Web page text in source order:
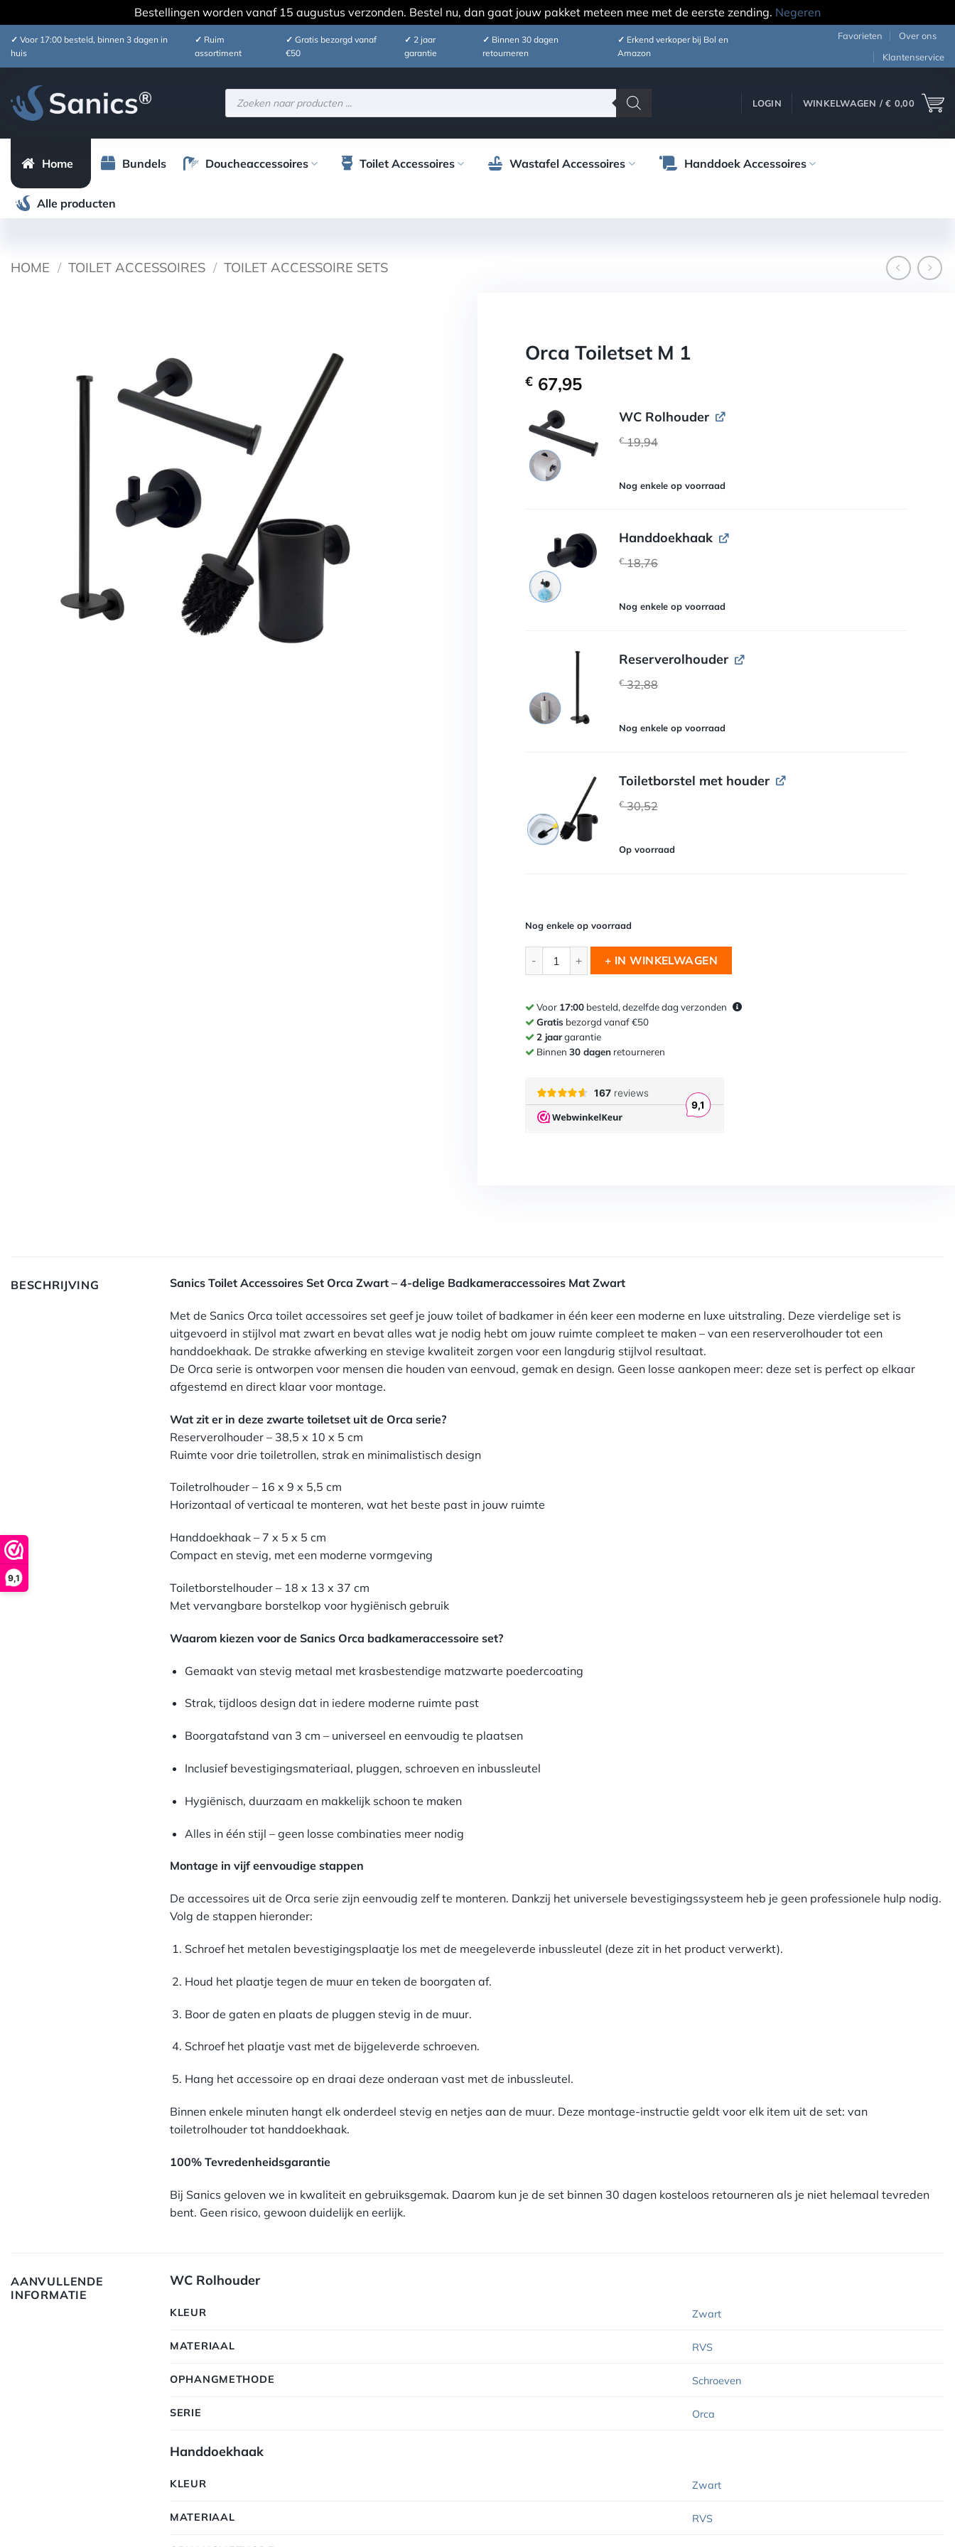
9,1
Bestellingen worden vanaf 15 augustus verzonden. Bestel nu, dan gaat jouw pakket meteen mee met de eerste zending. Negeren
naar
inhoud
✓ Voor 17:00 besteld, binnen 3 dagen in
huis
✓ Ruim
assortiment
✓ Gratis bezorgd vanaf
€50
✓ 2 jaar
garantie
✓ Binnen 30 dagen
retourneren
✓ Erkend verkoper bij Bol en
Amazon
Favorieten
Over ons
Klantenservice
Producten
zoeken
LOGIN WINKELWAGEN /€ 0,00
Home Bundels Doucheaccessoires Toilet Accessoires Wastafel Accessoires Handdoek Accessoires
Alle producten
HOME / TOILET ACCESSOIRES / TOILET ACCESSOIRE SETS
Orca Toiletset M 1
€ 67,95
WC Rolhouder
€19,94
Nog enkele op voorraad
Handdoekhaak
€18,76
Nog enkele op voorraad
Reserverolhouder
€32,88
Nog enkele op voorraad
Toiletborstel met houder
€30,52
Op voorraad
Nog enkele op voorraad
+ IN WINKELWAGEN
Voor 17:00 besteld, dezelfde dag verzonden
Gratis bezorgd vanaf €50
2 jaargarantie
Binnen30 dagen retourneren
BESCHRIJVING Sanics Toilet Accessoires Set Orca Zwart – 4-delige Badkameraccessoires Mat Zwart
Met de Sanics Orca toilet accessoires set geef je jouw toilet of badkamer in één keer een moderne en luxe uitstraling. Deze vierdelige set is
uitgevoerd in stijlvol mat zwart en bevat alles wat je nodig hebt om jouw ruimte compleet te maken – van een reserverolhouder tot een
handdoekhaak. De strakke afwerking en stevige kwaliteit zorgen voor een langdurig stijlvol resultaat.
De Orca serie is ontworpen voor mensen die houden van eenvoud, gemak en design. Geen losse aankopen meer: deze set is perfect op elkaar
afgestemd en direct klaar voor montage.
Wat zit er in deze zwarte toiletset uit de Orca serie?
Reserverolhouder – 38,5 x 10 x 5 cm
Ruimte voor drie toiletrollen, strak en minimalistisch design
Toiletrolhouder – 16 x 9 x 5,5 cm
Horizontaal of verticaal te monteren, wat het beste past in jouw ruimte
Handdoekhaak – 7 x 5 x 5 cm
Compact en stevig, met een moderne vormgeving
Toiletborstelhouder – 18 x 13 x 37 cm
Met vervangbare borstelkop voor hygiënisch gebruik
Waarom kiezen voor de Sanics Orca badkameraccessoire set?
Gemaakt van stevig metaal met krasbestendige matzwarte poedercoating
Strak, tijdloos design dat in iedere moderne ruimte past
Boorgatafstand van 3 cm – universeel en eenvoudig te plaatsen
Inclusief bevestigingsmateriaal, pluggen, schroeven en inbussleutel
Hygiënisch, duurzaam en makkelijk schoon te maken
Alles in één stijl – geen losse combinaties meer nodig
Montage in vijf eenvoudige stappen
De accessoires uit de Orca serie zijn eenvoudig zelf te monteren. Dankzij het universele bevestigingssysteem heb je geen professionele hulp nodig.
Volg de stappen hieronder:
Schroef het metalen bevestigingsplaatje los met de meegeleverde inbussleutel (deze zit in het product verwerkt).
Houd het plaatje tegen de muur en teken de boorgaten af.
Boor de gaten en plaats de pluggen stevig in de muur.
Schroef het plaatje vast met de bijgeleverde schroeven.
Hang het accessoire op en draai deze onderaan vast met de inbussleutel.
Binnen enkele minuten hangt elk onderdeel stevig en netjes aan de muur. Deze montage-instructie geldt voor elk item uit de set: van
toiletrolhouder tot handdoekhaak.
100% Tevredenheidsgarantie
Bij Sanics geloven we in kwaliteit en gebruiksgemak. Daarom kun je de set binnen 30 dagen kosteloos retourneren als je niet helemaal tevreden
bent. Geen risico, gewoon duidelijk en eerlijk.
AANVULLENDE
INFORMATIE
WC Rolhouder
KLEUR Zwart
MATERIAAL RVS
OPHANGMETHODE Schroeven
SERIE Orca
Handdoekhaak
KLEUR Zwart
MATERIAAL RVS